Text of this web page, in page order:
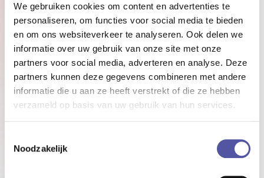
We gebruiken cookies om content en advertenties te
personaliseren, om functies voor social media te bieden
en om ons websiteverkeer te analyseren. Ook delen we
informatie over uw gebruik van onze site met onze
partners voor social media, adverteren en analyse. Deze
partners kunnen deze gegevens combineren met andere
informatie die u aan ze heeft verstrekt of die ze hebben
verzameld op basis van uw gebruik van hun services.
Noodzakelijk
RELATIES OPBOUWEN
Voor Jeroen is geen dag hetzelfde sinds hij de rol
van relatiemanager op zich heeft genomen. “Het is
een nieuwe rol voor mij, dus ik ben nog volop aan
het ontdekken hoe ik het beste kan bijdragen,”
klanten zowel via Teams als op locatie, en ik merk
dat wanneer ik écht langsga, ze vaak aangenaam